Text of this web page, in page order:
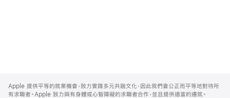
Footer
Apple 提供平等的就業機會，致力實踐多元共融文化，因此我們會公正而平等地對待所
有求職者。Apple 致力與有身體或心智障礙的求職者合作，並且提供適當的遷就。